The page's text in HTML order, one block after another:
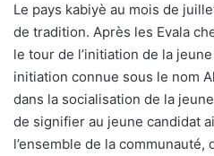
Le pays kabiyè au mois de
de tradition. Après les Evala
le tour de l’initiation de la
initiation connue sous le nom
dans la socialisation de la
de signifier au jeune candidat
l’ensemble de la communauté,